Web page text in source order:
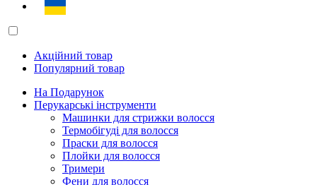
Акційний товар
Популярний товар
На Подарунок
Перукарські інструменти
Машинки для стрижки волосся
Термобігуді для волосся
Праски для волосся
Плойки для волосся
Тримери
Фени для волосся